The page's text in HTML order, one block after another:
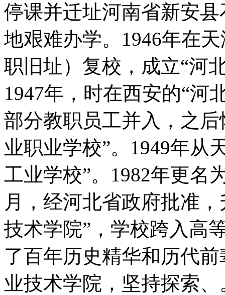
停课并迁址河南省新安
地艰难办学。1946年在
职旧址）复校，成立“河
1947年，时在西安的“河
部分教职员工并入，之
业职业学校”。1949年从
工业学校”。1982年更名
月，经河北省政府批准
技术学院”，学校跨入高
了百年历史精华和历代
业技术学院，坚持探索、